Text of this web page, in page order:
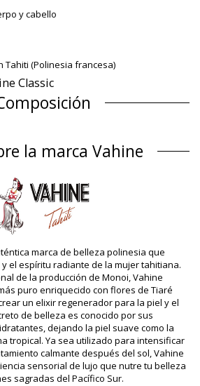
y cabello
Tahiti (Polinesia francesa)
Classic
5-nitro-1,3-dioxane, Cocos nucifera
flower extract, Parfum (Fragrance),
del producto
Geles de ducha
ducha (Otros accesorios no incluidos.)
de lavado y
cuidado
para: Vahine Vahine Body And
250 Ml
la marca Vahine
marca de belleza polinesia que
el espíritu radiante de la mujer tahitiana.
de la producción de Monoi, Vahine
puro enriquecido con flores de Tiaré
un elixir regenerador para la piel y el
de belleza es conocido por sus
dejando la piel suave como la
tropical. Ya sea utilizado para intensificar
calmante después del sol, Vahine
sensorial de lujo que nutre tu belleza
sagradas del Pacífico Sur.